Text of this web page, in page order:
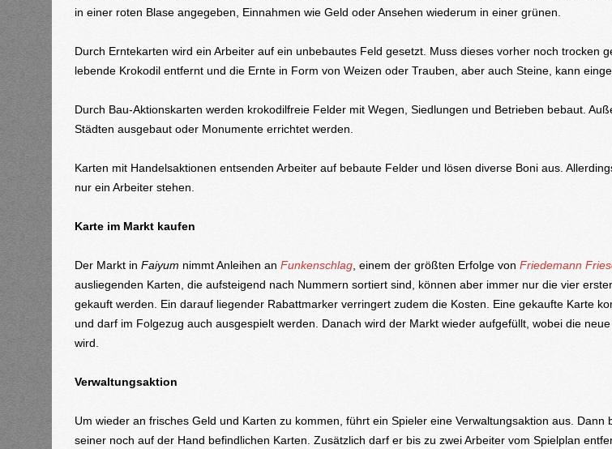
in einer roten Blase angegeben, Einnahmen wie Geld oder Ansehen wiederum in einer grünen.
Durch Erntekarten wird ein Arbeiter auf ein unbebautes Feld gesetzt. Muss dieses vorher noch trocken
lebende Krokodil entfernt und die Ernte in Form von Weizen oder Trauben, aber auch Steine, kann
Durch Bau-Aktionskarten werden krokodilfreie Felder mit Wegen, Siedlungen und Betrieben bebaut.
Städten ausgebaut oder Monumente errichtet werden.
Karten mit Handelsaktionen entsenden Arbeiter auf bebaute Felder und lösen diverse Boni aus.
nur ein Arbeiter stehen.
Karte im Markt kaufen
Der Markt in Faiyum nimmt Anleihen an Funkenschlag , einem der größten Erfolge von Friedemann
ausliegenden Karten, die aufsteigend nach Nummern sortiert sind, können aber immer nur die vier
gekauft werden. Ein darauf liegender Rabattmarker verringert zudem die Kosten. Eine gekaufte Karte
und darf im Folgezug auch ausgespielt werden. Danach wird der Markt wieder aufgefüllt, wobei die
wird.
Verwaltungsaktion
Um wieder an frisches Geld und Karten zu kommen, führt ein Spieler eine Verwaltungsaktion aus. Dann
seiner noch auf der Hand befindlichen Karten. Zusätzlich darf er bis zu zwei Arbeiter vom Spielplan